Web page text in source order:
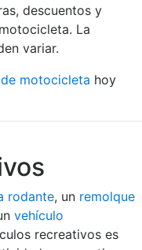
descuentos y
La
variar.
motocicleta hoy
rodante, un remolque
vehículo
recreativos es